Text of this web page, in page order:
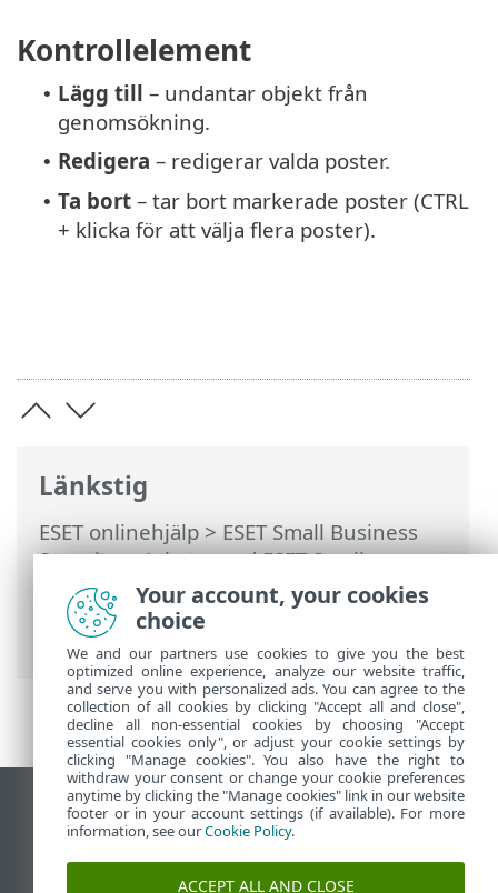
Länkstig
ESET onlinehjälp > ESET Small Business
Security>Arbeta med ESET Small
Business Security>Avancerade
inställningar>Genomsökningar
Undantag
> Prestandaundantag
Kontrollelement
• Lägg till – undantar objekt från
genomsökning.
• Redigera – redigerar valda poster.
• Ta bort – tar bort markerade poster (CTRL
+ klicka för att välja flera poster).
Visa skrivbords-webbplats
End of Life
ESET kunskapsbas
Your account, your cookies
choice
We and our partners use cookies to give you the best
optimized online experience, analyze our website traffic,
and serve you with personalized ads. You can agree to the
collection of all cookies by clicking "Accept all and close",
decline all non-essential cookies by choosing "Accept
essential cookies only", or adjust your cookie settings by
clicking "Manage cookies". You also have the right to
withdraw your consent or change your cookie preferences
anytime by clicking the "Manage cookies" link in our website
footer or in your account settings (if available). For more
information, see ourCookie Policy.
ACCEPT ALL AND CLOSE